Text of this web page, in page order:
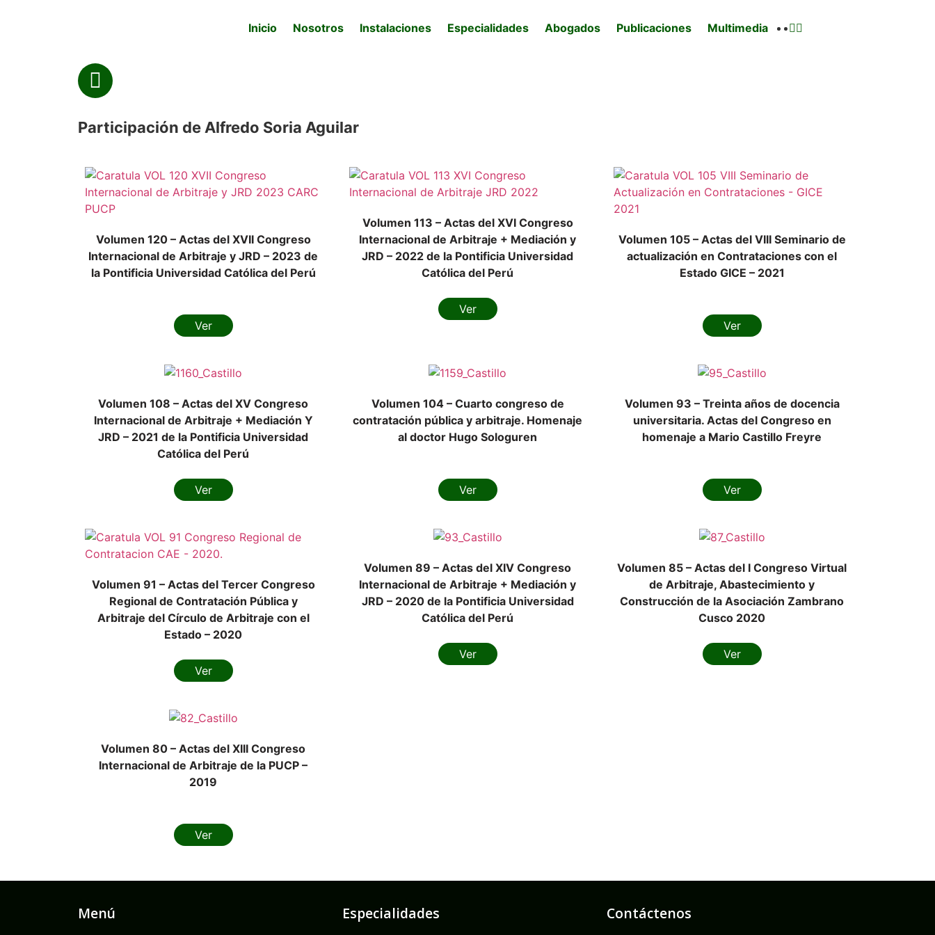
Inicio Nosotros Instalaciones Especialidades Abogados Publicaciones Multimedia
Participación de Alfredo Soria Aguilar
Volumen 120 – Actas del XVII Congreso
Internacional de Arbitraje y JRD – 2023 de
la Pontificia Universidad Católica del Perú
Ver
Volumen 113 – Actas del XVI Congreso
Internacional de Arbitraje + Mediación y
JRD – 2022 de la Pontificia Universidad
Católica del Perú
Ver
Volumen 105 – Actas del VIII Seminario de
actualización en Contrataciones con el
Estado GICE – 2021
Ver
Volumen 108 – Actas del XV Congreso
Internacional de Arbitraje + Mediación Y
JRD – 2021 de la Pontificia Universidad
Católica del Perú
Ver
Volumen 104 – Cuarto congreso de
contratación pública y arbitraje. Homenaje
al doctor Hugo Sologuren
Ver
Volumen 93 – Treinta años de docencia
universitaria. Actas del Congreso en
homenaje a Mario Castillo Freyre
Ver
Volumen 91 – Actas del Tercer Congreso
Regional de Contratación Pública y
Arbitraje del Círculo de Arbitraje con el
Estado – 2020
Ver
Volumen 89 – Actas del XIV Congreso
Internacional de Arbitraje + Mediación y
JRD – 2020 de la Pontificia Universidad
Católica del Perú
Ver
Volumen 85 – Actas del I Congreso Virtual
de Arbitraje, Abastecimiento y
Construcción de la Asociación Zambrano
Cusco 2020
Ver
Volumen 80 – Actas del XIII Congreso
Internacional de Arbitraje de la PUCP –
2019
Ver
Menú Especialidades Contáctenos